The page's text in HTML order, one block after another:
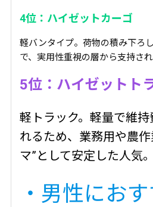
4位：ハイゼットカーゴ
軽バンタイプ。荷物の積み下ろ
で、実用性重視の層から支持され
5位：ハイゼットト
軽トラック。軽量で維
れるため、業務用や農
マ”として安定した人気。
・男性にお